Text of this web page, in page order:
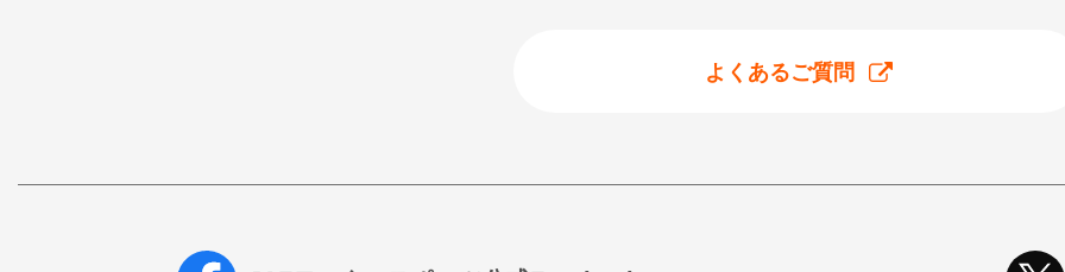
よくあるご質問